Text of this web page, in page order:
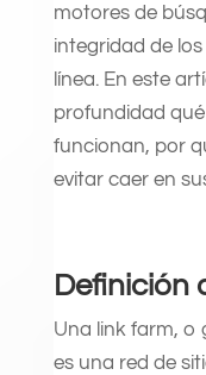
motores de
integridad de
línea. En este
profundidad
funcionan, por
evitar caer en
Definición
Una link farm, o
es una red de